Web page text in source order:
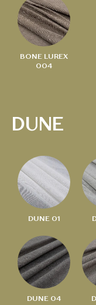
BONE LUREX
004
DUNE
DUNE 01
DUNE 04